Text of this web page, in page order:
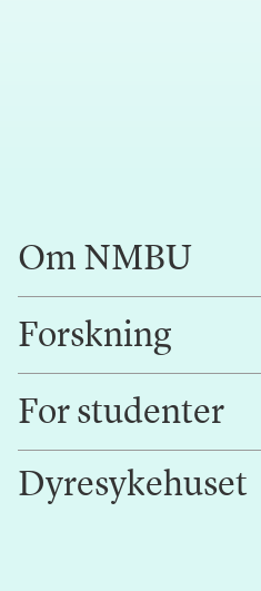
Om NMBU
Om oss
Alumni
Forskning
Forskning
Innovasjon
For studenter
Studentlivet
Dyresykehuset